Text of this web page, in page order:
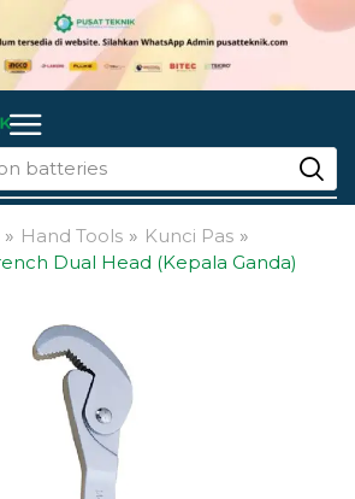
batteries
» Hand Tools » Kunci Pas »
Dual Head (Kepala Ganda)